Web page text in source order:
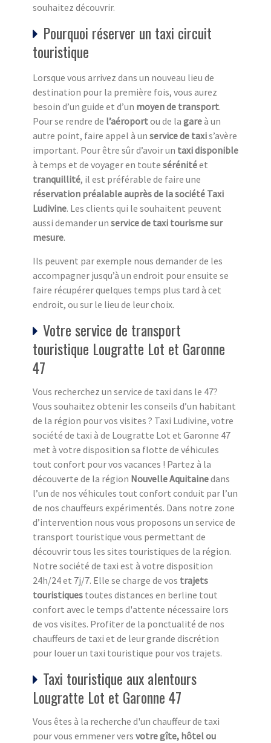
souhaitez découvrir.
Pourquoi réserver un taxi circuit
touristique
Lorsque vous arrivez dans un nouveau lieu de
destination pour la première fois, vous aurez
besoin d’un guide et d’un moyen de transport.
Pour se rendre de l’aéroportou de la gareà un
autre point, faire appel à un service de taxis’avère
important. Pour être sûr d’avoir un taxi disponible
à temps et de voyager en toute sérénitéet
tranquillité, il est préférable de faire une
réservation préalable auprès de la société Taxi
Ludivine. Les clients qui le souhaitent peuvent
aussi demander un service de taxi tourisme sur
mesure.
Ils peuvent par exemple nous demander de les
accompagner jusqu’à un endroit pour ensuite se
faire récupérer quelques temps plus tard à cet
endroit, ou sur le lieu de leur choix.
Votre service de transport
touristique Lougratte Lot et Garonne
47
Vous recherchez un service de taxi dans le 47?
Vous souhaitez obtenir les conseils d’un habitant
de la région pour vos visites ? Taxi Ludivine, votre
société de taxi à de Lougratte Lot et Garonne 47
met à votre disposition sa flotte de véhicules
tout confort pour vos vacances ! Partez à la
découverte de la région Nouvelle Aquitainedans
l’un de nos véhicules tout confort conduit par l’un
de nos chauffeurs expérimentés. Dans notre zone
d’intervention nous vous proposons un service de
transport touristique vous permettant de
découvrir tous les sites touristiques de la région.
Notre société de taxi est à votre disposition
24h/24 et 7j/7. Elle se charge de vos trajets
touristiques toutes distances en berline tout
confort avec le temps d'attente nécessaire lors
de vos visites. Profiter de la ponctualité de nos
chauffeurs de taxi et de leur grande discrétion
pour louer un taxi touristique pour vos trajets.
Taxi touristique aux alentours
Lougratte Lot et Garonne 47
Vous êtes à la recherche d'un chauffeur de taxi
pour vous emmener vers votre gîte, hôtel ou